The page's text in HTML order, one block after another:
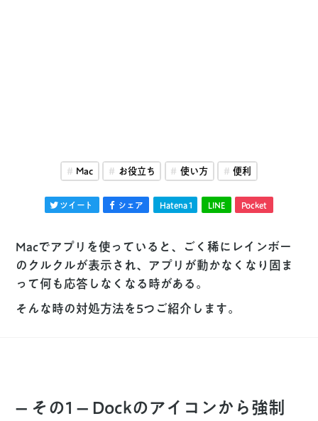
Mac お役立ち 使い方 便利
ツイート シェア Hatena1 LINE Pocket
Macでアプリを使っていると、ごく稀にレインボー
のクルクルが表示され、アプリが動かなくなり固ま
って何も応答しなくなる時がある。
そんな時の対処方法を5つご紹介します。
– その1 – Dockのアイコンから強制